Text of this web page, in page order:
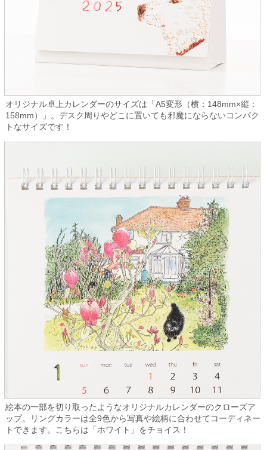
オリジナル卓上カレンダーのサイズは「A5変形（横：148mm×縦：
158mm）」。デスク周りやどこに置いても邪魔にならないコンパク
トなサイズです！
絵本の一部を切り取ったようなオリジナルカレンダーのクローズア
ップ。リングカラーは全9色から写真や絵柄に合わせてコーディネー
トできます。こちらは「ホワイト」をチョイス！